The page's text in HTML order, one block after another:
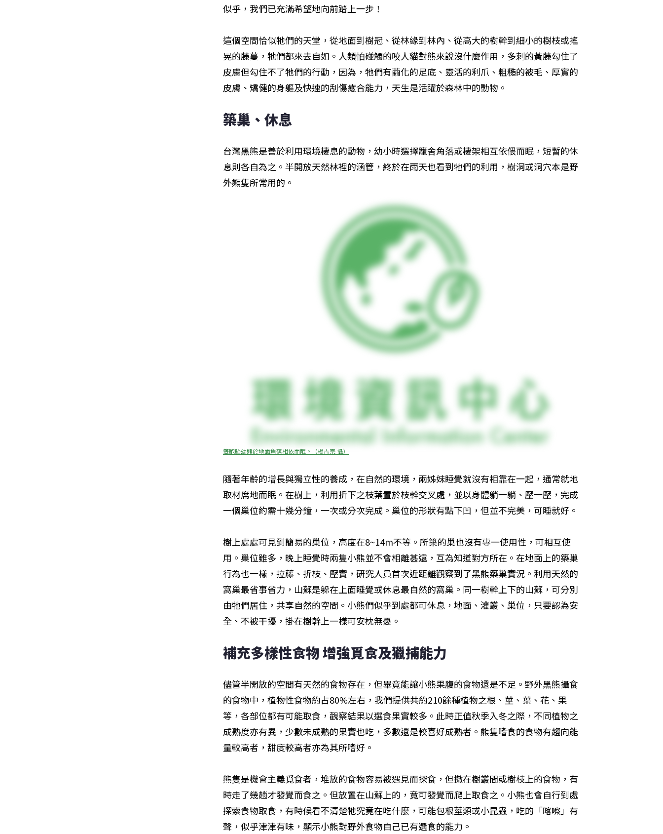
似乎，我們已充滿希望地向前踏上一步！
這個空間恰似牠們的天堂，從地面到樹冠、從林緣到林內、從高大的樹幹到細小的樹枝或搖
晃的藤蔓，牠們都來去自如。人類怕碰觸的咬人貓對熊來說沒什麼作用，多刺的黃藤勾住了
皮膚但勾住不了牠們的行動，因為，牠們有繭化的足底、靈活的利爪、粗糙的被毛、厚實的
皮膚、矯健的身軀及快速的刮傷癒合能力，天生是活躍於森林中的動物。
築巢、休息
台灣黑熊是善於利用環境棲息的動物，幼小時選擇籠舍角落或棲架相互依偎而眠，短暫的休
息則各自為之。半開放天然林裡的涵管，終於在雨天也看到牠們的利用，樹洞或洞穴本是野
外熊隻所常用的。
雙胞胎幼熊於地面角落相依而眠。（楊吉宗 攝）
隨著年齡的增長與獨立性的養成，在自然的環境，兩姊妹睡覺就沒有相靠在一起，通常就地
取材席地而眠。在樹上，利用折下之枝葉置於枝幹交叉處，並以身體躺一躺、壓一壓，完成
一個巢位約需十幾分鐘，一次或分次完成。巢位的形狀有點下凹，但並不完美，可睡就好。
樹上處處可見到簡易的巢位，高度在8~14m不等。所築的巢也沒有專一使用性，可相互使
用。巢位雖多，晚上睡覺時兩隻小熊並不會相離甚遠，互為知道對方所在。在地面上的築巢
行為也一樣，拉藤、折枝、壓實，研究人員首次近距離觀察到了黑熊築巢實況。利用天然的
窩巢最省事省力，山蘇是躲在上面睡覺或休息最自然的窩巢。同一樹幹上下的山蘇，可分別
由牠們居住，共享自然的空間。小熊們似乎到處都可休息，地面、灌叢、巢位，只要認為安
全、不被干擾，掛在樹幹上一樣可安枕無憂。
補充多樣性食物 增強覓食及獵捕能力
儘管半開放的空間有天然的食物存在，但畢竟能讓小熊果腹的食物還是不足。野外黑熊攝食
的食物中，植物性食物約占80%左右，我們提供共約210餘種植物之根、莖、葉、花、果
等，各部位都有可能取食，觀察結果以選食果實較多。此時正值秋季入冬之際，不同植物之
成熟度亦有異，少數未成熟的果實也吃，多數還是較喜好成熟者。熊隻嗜食的食物有趨向能
量較高者，甜度較高者亦為其所嗜好。
熊隻是機會主義覓食者，堆放的食物容易被遇見而探食，但撒在樹叢間或樹枝上的食物，有
時走了幾趟才發覺而食之。但放置在山蘇上的，竟可發覺而爬上取食之。小熊也會自行到處
探索食物取食，有時候看不清楚牠究竟在吃什麼，可能包根莖類或小昆蟲，吃的「喀嚓」有
聲，似乎津津有味，顯示小熊對野外食物自己已有選食的能力。